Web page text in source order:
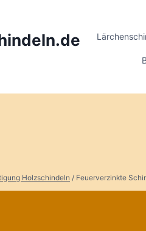
Holzschindeln / Feuerverzinkte